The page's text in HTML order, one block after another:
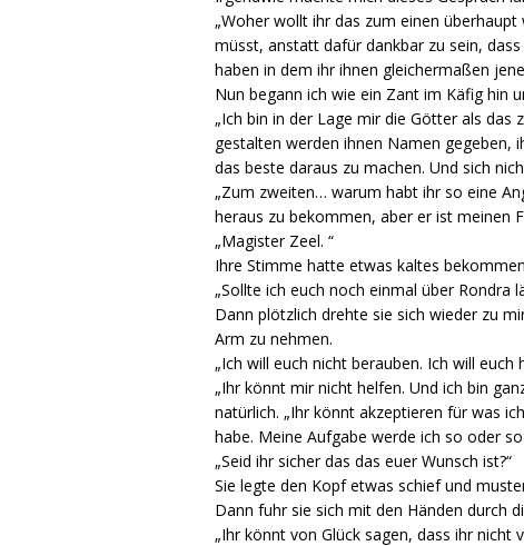
„Woher wollt ihr das zum einen
müsst, anstatt dafür dankbar zu sein,
haben in dem ihr ihnen gleichermaßen
Nun begann ich wie ein Zant im Käfig hin
„Ich bin in der Lage mir die Götter als das
gestalten werden ihnen Namen gegeben,
das beste daraus zu machen. Und sich
„Zum zweiten… warum habt ihr so eine
heraus zu bekommen, aber er ist meinen
„Magister Zeel. “
Ihre Stimme hatte etwas kaltes
„Sollte ich euch noch einmal über Rondra
Dann plötzlich drehte sie sich wieder zu
Arm zu nehmen.
„Ich will euch nicht berauben. Ich will
„Ihr könnt mir nicht helfen. Und ich bin
natürlich. „Ihr könnt akzeptieren für was
habe. Meine Aufgabe werde ich so oder
„Seid ihr sicher das das euer Wunsch ist?“
Sie legte den Kopf etwas schief und
Dann fuhr sie sich mit den Händen durch
„Ihr könnt von Glück sagen, dass ihr